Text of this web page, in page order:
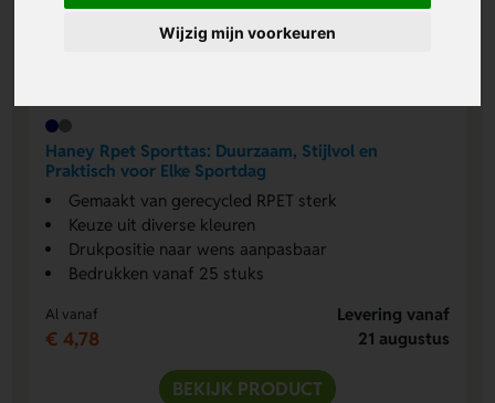
Wijzig mijn voorkeuren
Haney Rpet Sporttas: Duurzaam, Stijlvol en
Praktisch voor Elke Sportdag
Gemaakt van gerecycled RPET sterk
Keuze uit diverse kleuren
Drukpositie naar wens aanpasbaar
Bedrukken vanaf 25 stuks
Al vanaf
€ 4,78
Levering vanaf
21 augustus
BEKIJK PRODUCT